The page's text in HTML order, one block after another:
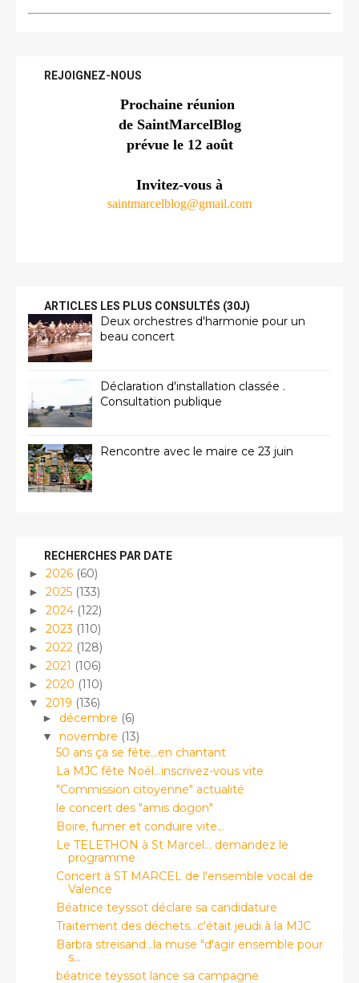
REJOIGNEZ-NOUS
Prochaine réunion
de SaintMarcelBlog
prévue le 12 août
Invitez-vous à
saintmarcelblog@gmail.com
ARTICLES LES PLUS CONSULTÉS (30J)
Deux orchestres d'harmonie pour un
beau concert
Déclaration d'installation classée .
Consultation publique
Rencontre avec le maire ce 23 juin
RECHERCHES PAR DATE
► 2026 (60)
► 2025 (133)
► 2024 (122)
► 2023 (110)
► 2022 (128)
► 2021 (106)
► 2020 (110)
▼ 2019 (136)
► décembre (6)
▼ novembre (13)
50 ans ça se fête...en chantant
La MJC fête Noël...inscrivez-vous vite
"Commission citoyenne" actualité
le concert des "amis dogon"
Boire, fumer et conduire vite...
Le TELETHON à St Marcel... demandez le
programme
Concert à ST MARCEL de l'ensemble vocal de
Valence
Béatrice teyssot déclare sa candidature
Traitement des déchets...c'était jeudi à la MJC
Barbra streisand...la muse "d'agir ensemble pour
s...
béatrice teyssot lance sa campagne